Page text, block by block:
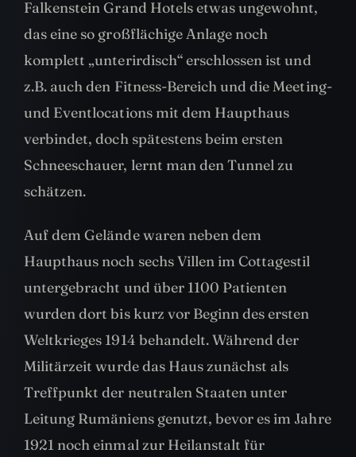
Falkenstein Grand Hotels etwas ungewohnt,
das eine so großflächige Anlage noch
komplett „unterirdisch“ erschlossen ist und
z.B. auch den Fitness-Bereich und die Meeting-
und Eventlocations mit dem Haupthaus
verbindet, doch spätestens beim ersten
Schneeschauer, lernt man den Tunnel zu
schätzen.
Auf dem Gelände waren neben dem
Haupthaus noch sechs Villen im Cottagestil
untergebracht und über 1100 Patienten
wurden dort bis kurz vor Beginn des ersten
Weltkrieges 1914 behandelt. Während der
Militärzeit wurde das Haus zunächst als
Treffpunkt der neutralen Staaten unter
Leitung Rumäniens genutzt, bevor es im Jahre
1921 noch einmal zur Heilanstalt für